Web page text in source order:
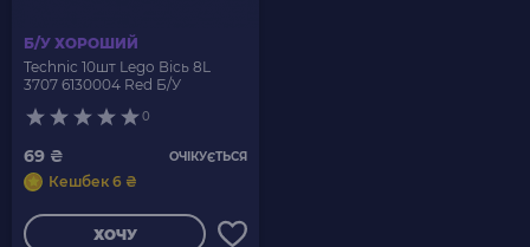
Б/У ХОРОШИЙ
Technic 10шт Lego Вісь 8L
3707 6130004 Red Б/У
0
69 ₴ ОЧІКУЄТЬСЯ
Кешбек 6 ₴
ХОЧУ